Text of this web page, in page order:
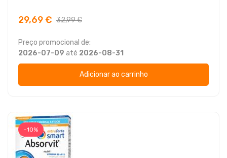
29,69 € 32,99 €
Preço promocional de:
2026-07-09 até 2026-08-31
Adicionar ao carrinho
-10%